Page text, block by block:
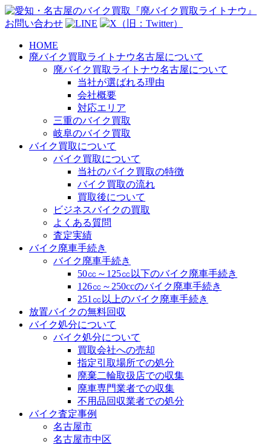
お問い合わせ
HOME
廃バイク買取ライトナウ名古屋について
廃バイク買取ライトナウ名古屋について
当社が選ばれる理由
会社概要
対応エリア
三重のバイク買取
岐阜のバイク買取
バイク買取について
バイク買取について
当社のバイク買取の特徴
バイク買取の流れ
買取後について
ビジネスバイクの買取
よくある質問
査定実績
バイク廃車手続き
バイク廃車手続き
50㏄～125㏄以下のバイク廃車手続き
126㏄～250ccのバイク廃車手続き
251㏄以上のバイク廃車手続き
放置バイクの無料回収
バイク処分について
バイク処分について
買取会社への売却
指定引取場所での処分
廃棄二輪取扱店での収集
廃車専門業者での収集
不用品回収業者での処分
バイク査定事例
名古屋市
名古屋市中区